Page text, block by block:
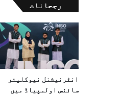
رجحانات
انٹرنیشنل نیوکلیئر
سائنس اولمپیاڈ میں